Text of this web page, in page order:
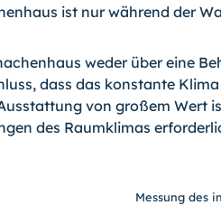
ist nur während der
weder über eine
dass das konstante
von großem Wert
des Raumklimas
Messung des